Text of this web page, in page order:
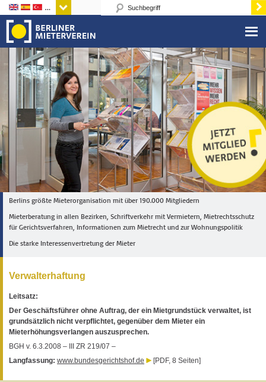
Sprachen
Berlins größte Mieterorganisation mit über 190.000 Mitgliedern
Mieterberatung in allen Bezirken, Schriftverkehr mit Vermietern, Mietrechtsschutz
für Gerichtsverfahren, Informationen zum Mietrecht und zur Wohnungspolitik
Die starke Interessenvertretung der Mieter
Verwalterhaftung
Leitsatz:
Der Geschäftsführer ohne Auftrag, der ein Mietgrundstück verwaltet, ist
grundsätzlich nicht verpflichtet, gegenüber dem Mieter ein
Mieterhöhungsverlangen auszusprechen.
BGH v. 6.3.2008 – III ZR 219/07 –
Langfassung: www.bundesgerichtshof.de [PDF, 8 Seiten]